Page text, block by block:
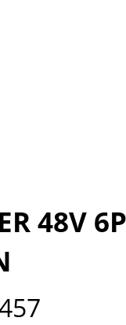
48V